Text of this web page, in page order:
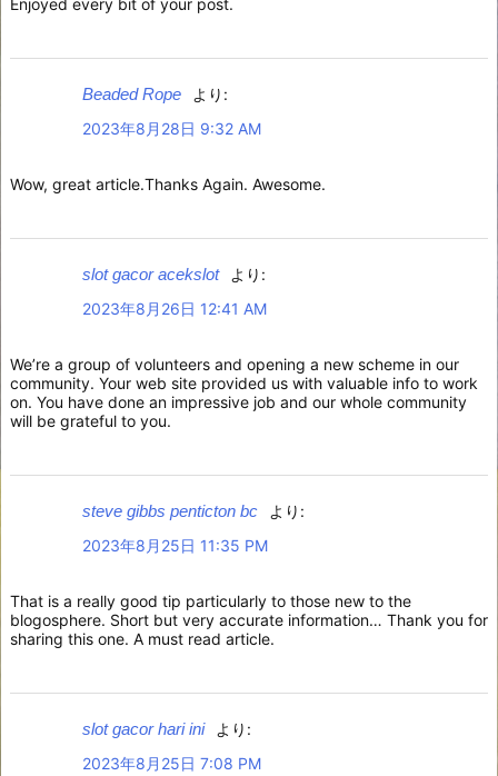
Beaded Rope
より:
2023年8月28日 9:32 AM
Wow, great article.Thanks Again. Awesome.
slot gacor acekslot
より:
2023年8月26日 12:41 AM
We’re a group of volunteers and opening a new scheme in our
community. Your web site provided us with valuable info to work
on. You have done an impressive job and our whole community
will be grateful to you.
steve gibbs penticton bc
より:
2023年8月25日 11:35 PM
That is a really good tip particularly to those new to the
blogosphere. Short but very accurate information… Thank you for
sharing this one. A must read article.
slot gacor hari ini
より:
2023年8月25日 7:08 PM